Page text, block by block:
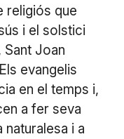
religiós que
i el solstici
Sant Joan
evangelis
en el temps i,
a fer seva
naturalesa i a